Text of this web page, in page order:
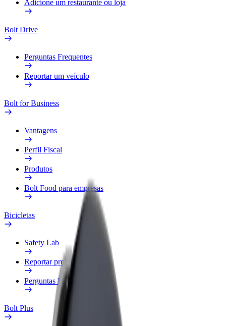
Adicione um restaurante ou loja
Bolt Drive
Perguntas Frequentes
Reportar um veículo
Bolt for Business
Vantagens
Perfil Fiscal
Produtos
Bolt Food para empresas
Bicicletas
Safety Lab
Reportar problema
Perguntas Frequentes
Bolt Plus